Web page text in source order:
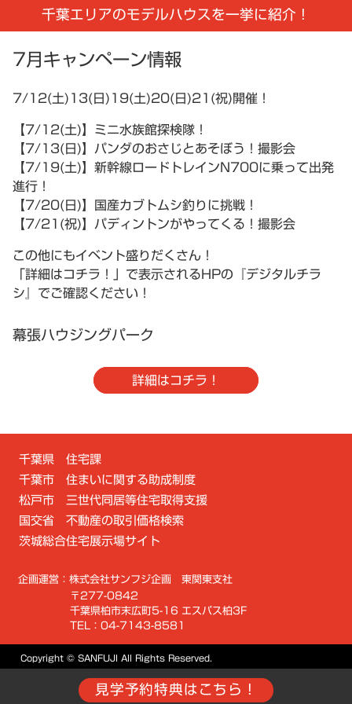
千葉エリアのモデルハウスを一挙に紹介！
7月キャンペーン情報
7/12(土)13(日)19(土)20(日)21(祝)開催！
【7/12(土)】ミニ水族館探検隊！
【7/13(日)】パンダのおさじとあそぼう！撮影会
【7/19(土)】新幹線ロードトレインN700に乗って出発
進行！
【7/20(日)】国産カブトムシ釣りに挑戦！
【7/21(祝)】パディントンがやってくる！撮影会
この他にもイベント盛りだくさん！
「詳細はコチラ！」で表示されるHPの『デジタルチラ
シ』でご確認ください！
幕張ハウジングパーク
詳細はコチラ！
千葉県 住宅課
千葉市 住まいに関する助成制度
松戸市 三世代同居等住宅取得支援
国交省 不動産の取引価格検索
茨城総合住宅展示場サイト
企画運営：株式会社サンフジ企画 東関東支社
〒277-0842
千葉県柏市末広町5-16 エスパス柏3F
TEL：04-7143-8581
Copyright © SANFUJI All Rights Reserved.